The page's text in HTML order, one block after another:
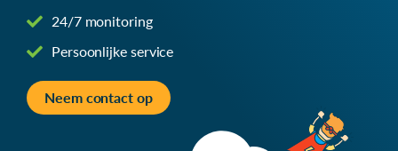
24/7 monitoring
Persoonlijke service
Neem contact op